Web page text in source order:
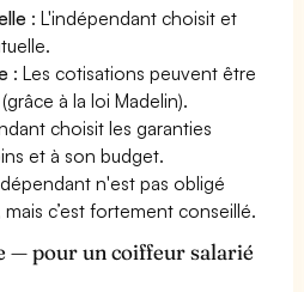
: L'indépendant choisit et
: Les cotisations peuvent être
à la loi Madelin).
choisit les garanties
et à son budget.
n'est pas obligé
mais c’est fortement conseillé.
— pour un coiffeur salarié